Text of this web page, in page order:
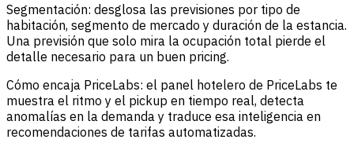
Segmentación: desglosa las previsiones por tipo de
habitación, segmento de mercado y duración de la estancia.
Una previsión que solo mira la ocupación total pierde el
detalle necesario para un buen pricing.
Cómo encaja PriceLabs: el panel hotelero de PriceLabs te
muestra el ritmo y el pickup en tiempo real, detecta
anomalías en la demanda y traduce esa inteligencia en
recomendaciones de tarifas automatizadas.